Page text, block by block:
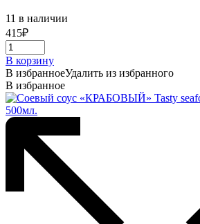
11 в наличии
415₽
В корзину
В избранноеУдалить из избранного
В избранное